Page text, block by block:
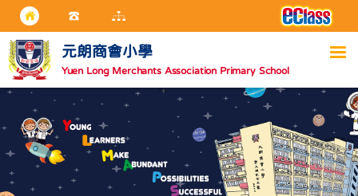
元朗商會小學
Yuen Long Merchants Association Primary School